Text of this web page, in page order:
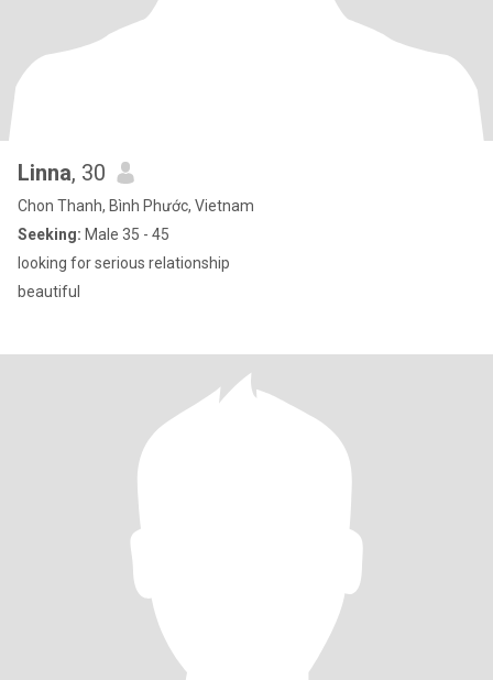
Linna, 30
Chon Thanh, Bình Phước, Vietnam
Seeking: Male 35 - 45
looking for serious relationship
beautiful